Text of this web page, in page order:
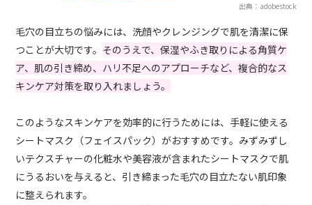
出典：adobestock
毛穴の目立ちの悩みには、洗顔やクレンジングで肌を清潔に保
つことが大切です。 そのうえで、保湿やふき取りによる角質ケ
ア、肌の引き締め、ハリ不足へのアプローチなど、複合的なス
キンケア対策を取り入れましょう。
このようなスキンケアを効率的に行うためには、手軽に使える
シートマスク（フェイスパック）がおすすめです。みずみずし
いテクスチャーの化粧水や美容液が含まれたシートマスクで肌
にうるおいを与えると、引き締まった毛穴の目立たない肌印象
に整えられます。